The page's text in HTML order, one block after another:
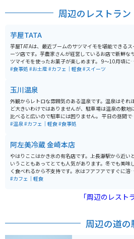
周辺のレストラン
芋屋TATA
芋屋TATAは、最近ブームのサツマイモを堪能できるス
ーツ店です。芋農家さんが経営しているお店で新鮮な
ツマイモを使ったお菓子が楽しめます。 9～10月頃にオ
ープンし、5月頃にはお店を閉じてしまうので、営業し
#食事処 #お土産#カフェ｜軽食#スイーツ
玉川温泉
外観からレトロな雰囲気のある温泉です。温泉はそれ
ど大きいわけではありませんが、駐車場は温泉の敷地
比べると広いので駐車には困りません。 平日の昼間でも
若い方からお年寄りの方まで、幅広い層に人気がありま
#温泉 #カフェ｜軽食#食事処
阿左美冷蔵 金崎本店
やはりここはかき氷の有名店です。上長瀞駅から近いと
いうこともあってとても人気があります。冬でも美味
く食べれるから不支持です。氷はフアフアですぐに溶
てなくなってしまいます。何べんでも食べれるので長瀞
#カフェ｜軽食
「周辺のレス
周辺の道の